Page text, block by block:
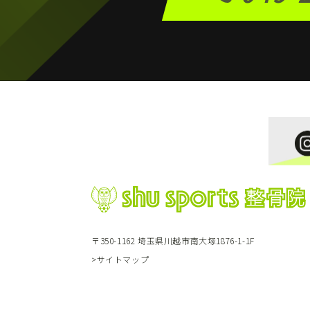
〒350-1162 埼玉県川越市南大塚1876-1-1F
>サイトマップ